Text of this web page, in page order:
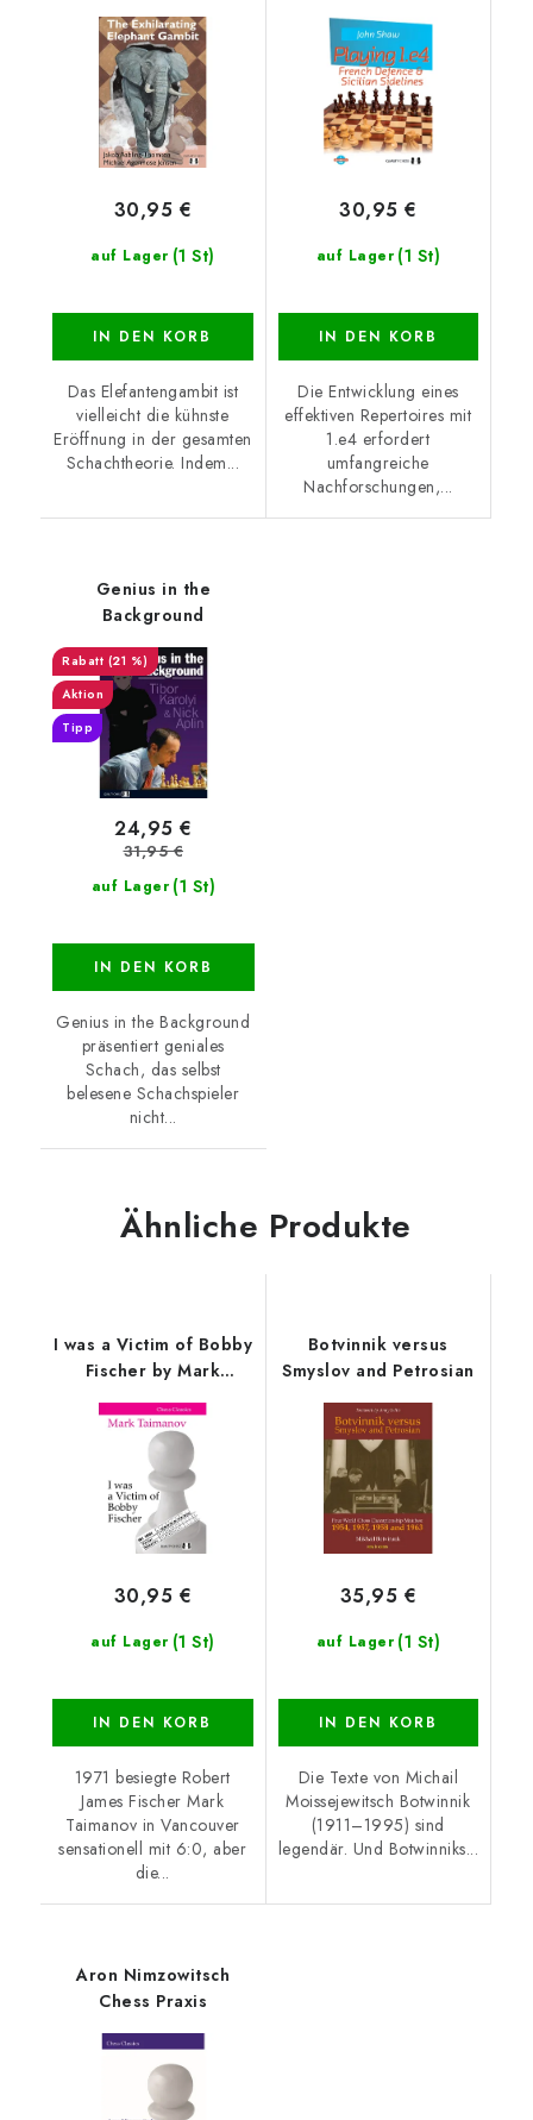
Michael Agermose
Jensen and Jakob
Aabling-Thomsen
auf Lager (1 St)
30,95 €
IN DEN KORB
Das Elefantengambit ist
vielleicht die kühnste
Eröffnung in der gesamten
Schachtheorie. Indem...
auf Lager (1 St)
30,95 €
IN DEN KORB
Die Entwicklung eines
effektiven Repertoires mit
1.e4 erfordert
umfangreiche
Nachforschungen,...
Genius in the
Background
(21 %)
Aktion
Tipp
auf Lager (1 St)
24,95 €
31,95 €
IN DEN KORB
Genius in the Background
präsentiert geniales
Schach, das selbst
belesene Schachspieler
nicht...
Ähnliche Produkte
I was a Victim of Bobby
Fischer by Mark
Taimanov
auf Lager (1 St)
30,95 €
IN DEN KORB
1971 besiegte Robert
James Fischer Mark
Taimanov in Vancouver
sensationell mit 6:0, aber
die...
Botvinnik versus
Smyslov and Petrosian
auf Lager (1 St)
35,95 €
IN DEN KORB
Die Texte von Michail
Moissejewitsch Botwinnik
(1911–1995) sind
legendär. Und Botwinniks...
Aron Nimzowitsch
Chess Praxis